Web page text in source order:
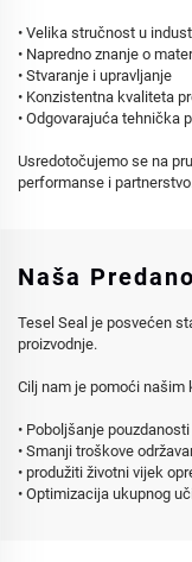
• Velika stručnost u
• Napredno znanje o
• Stvaranje i upravljanje
• Konzistentna kvaliteta
• Odgovarajuća tehnička
Usredotočujemo se na
performanse i partnerstvo.
Naša
Tesel Seal je posvećen
proizvodnje.
Cilj nam je pomoći našim
• Poboljšanje
• Smanji troškove
• produžiti životni vijek
• Optimizacija ukupnog